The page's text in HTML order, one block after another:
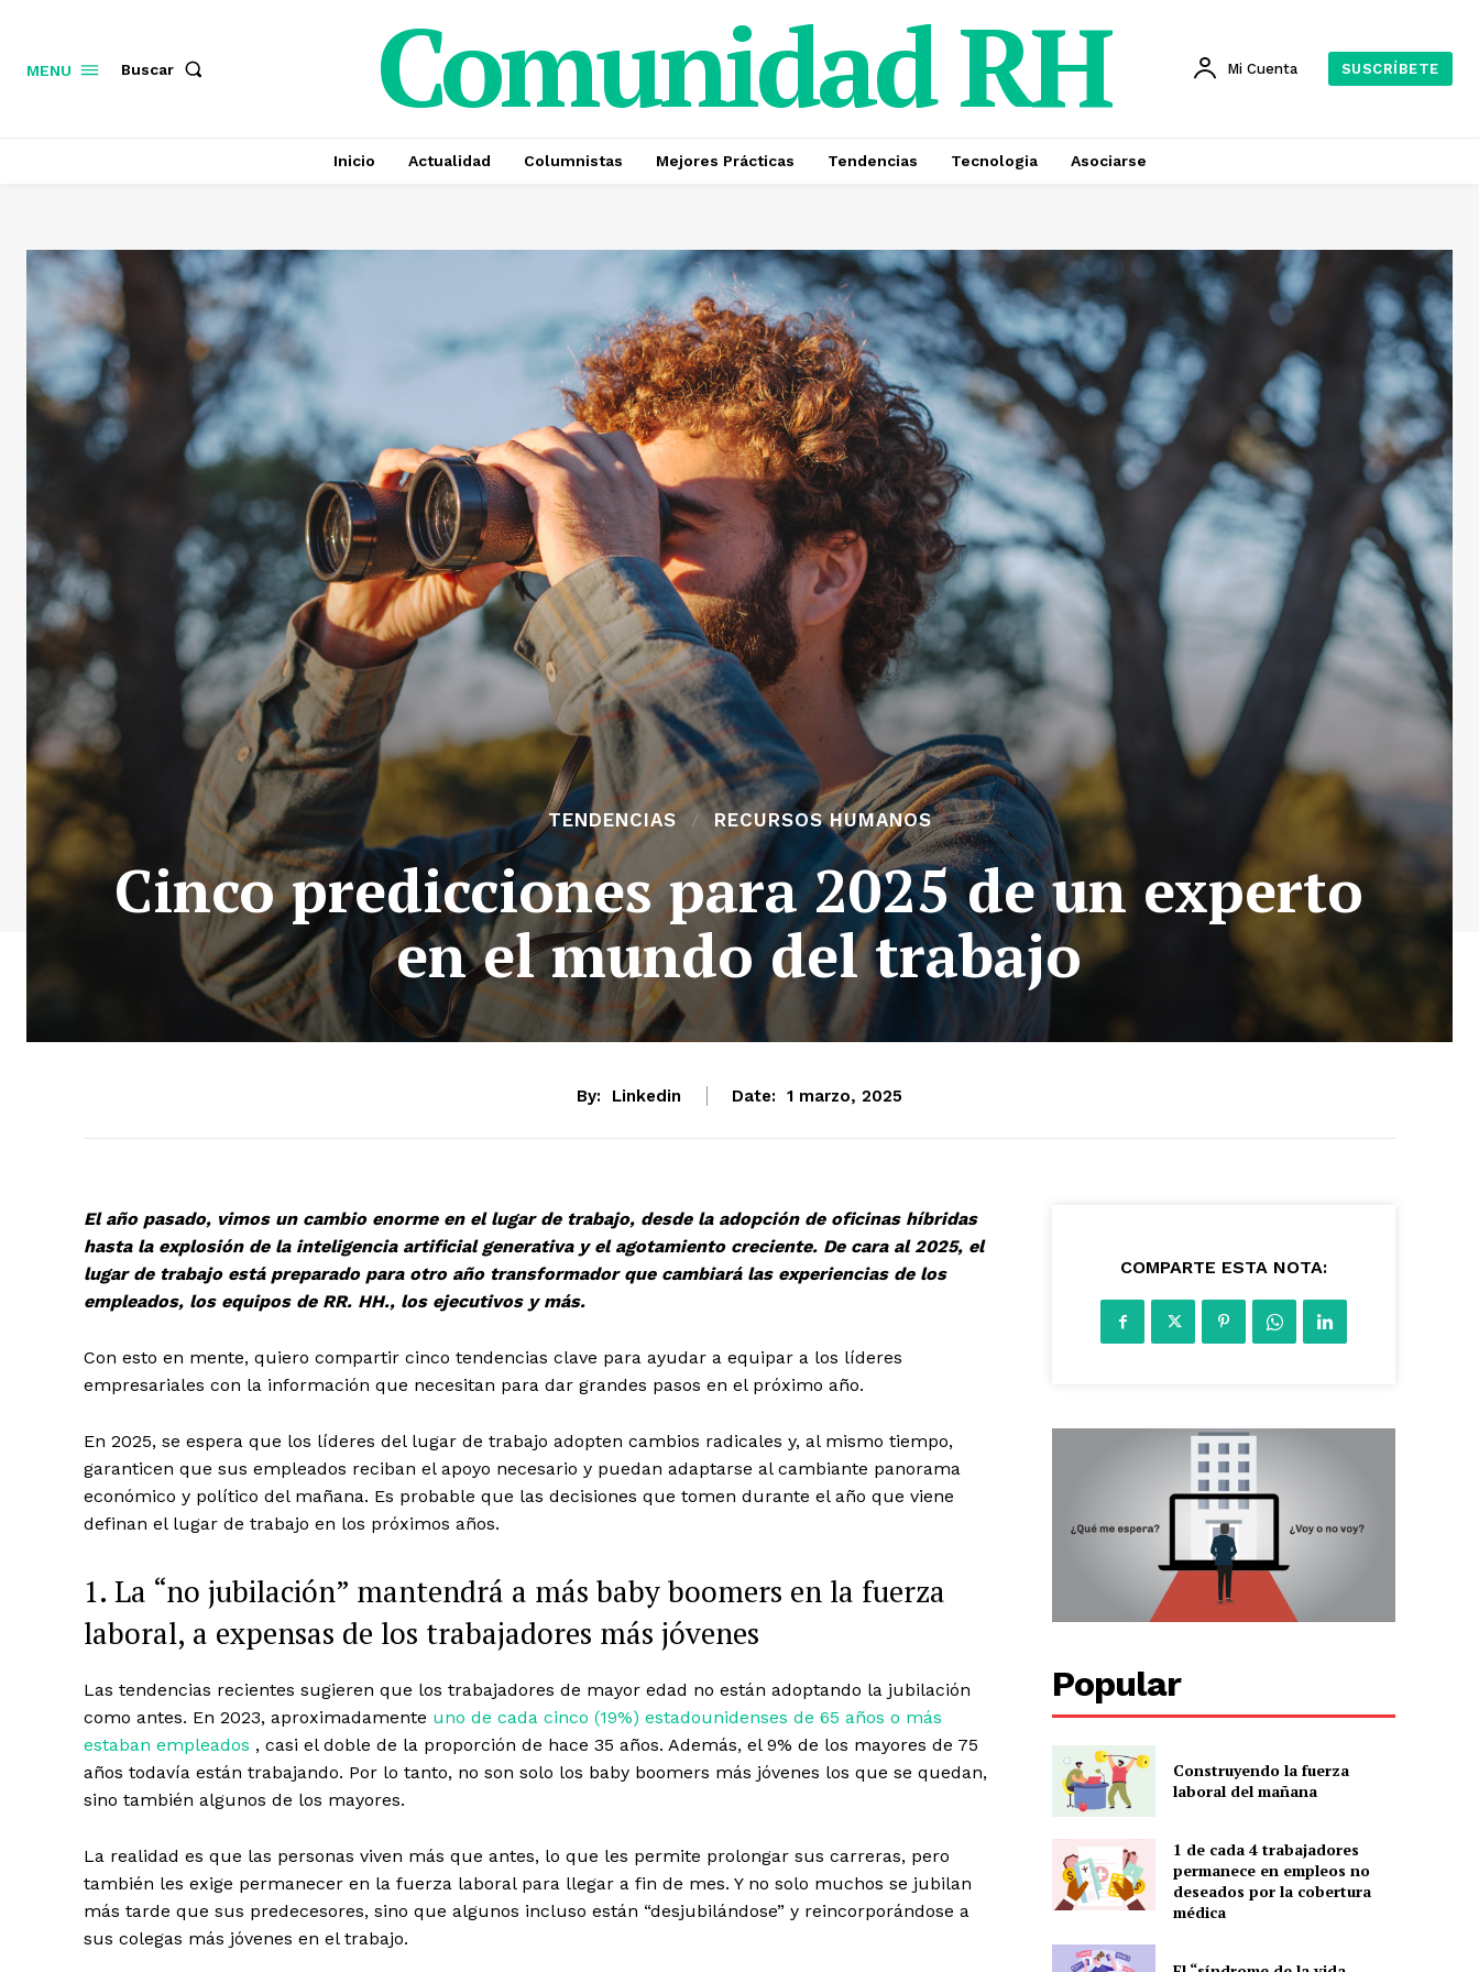
MENU Buscar Comunidad RH Mi Cuenta SUSCRÍBETE
Inicio Actualidad Columnistas Mejores Prácticas Tendencias Tecnologia Asociarse
TENDENCIAS RECURSOS HUMANOS
Cinco predicciones para 2025 de un experto
en el mundo del trabajo
By: Linkedin Date: 1 marzo, 2025
El año pasado, vimos un cambio enorme en el lugar de trabajo, desde la adopción de oficinas híbridas
hasta la explosión de la inteligencia artificial generativa y el agotamiento creciente. De cara al 2025, el
lugar de trabajo está preparado para otro año transformador que cambiará las experiencias de los
empleados, los equipos de RR. HH., los ejecutivos y más.
Con esto en mente, quiero compartir cinco tendencias clave para ayudar a equipar a los líderes
empresariales con la información que necesitan para dar grandes pasos en el próximo año.
En 2025, se espera que los líderes del lugar de trabajo adopten cambios radicales y, al mismo tiempo,
garanticen que sus empleados reciban el apoyo necesario y puedan adaptarse al cambiante panorama
económico y político del mañana. Es probable que las decisiones que tomen durante el año que viene
definan el lugar de trabajo en los próximos años.
1. La “no jubilación” mantendrá a más baby boomers en la fuerza
laboral, a expensas de los trabajadores más jóvenes
Las tendencias recientes sugieren que los trabajadores de mayor edad no están adoptando la jubilación
como antes. En 2023, aproximadamente uno de cada cinco (19%) estadounidenses de 65 años o más
estaban empleados , casi el doble de la proporción de hace 35 años. Además, el 9% de los mayores de 75
años todavía están trabajando. Por lo tanto, no son solo los baby boomers más jóvenes los que se quedan,
sino también algunos de los mayores.
La realidad es que las personas viven más que antes, lo que les permite prolongar sus carreras, pero
también les exige permanecer en la fuerza laboral para llegar a fin de mes. Y no solo muchos se jubilan
más tarde que sus predecesores, sino que algunos incluso están “desjubilándose” y reincorporándose a
sus colegas más jóvenes en el trabajo.
COMPARTE ESTA NOTA:
Popular
Construyendo la fuerza
laboral del mañana
1 de cada 4 trabajadores
permanece en empleos no
deseados por la cobertura
médica